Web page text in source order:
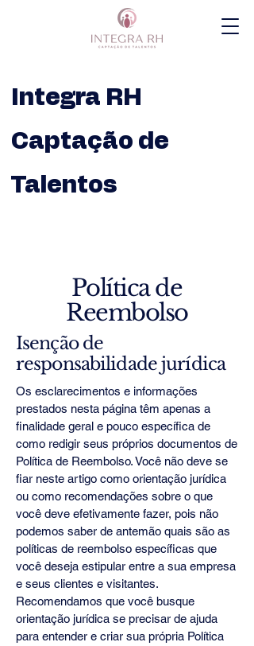
Integra RH
Captação de
Talentos
Política de
Reembolso
Isenção de
responsabilidade jurídica
Os esclarecimentos e informações
prestados nesta página têm apenas a
finalidade geral e pouco específica de
como redigir seus próprios documentos de
Política de Reembolso. Você não deve se
fiar neste artigo como orientação jurídica
ou como recomendações sobre o que
você deve efetivamente fazer, pois não
podemos saber de antemão quais são as
políticas de reembolso específicas que
você deseja estipular entre a sua empresa
e seus clientes e visitantes.
Recomendamos que você busque
orientação jurídica se precisar de ajuda
para entender e criar sua própria Política